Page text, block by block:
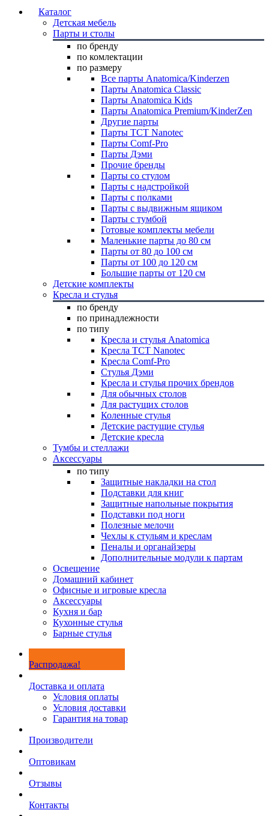
Каталог
Детская мебель
Парты и столы
по бренду
по комлектации
по размеру
Все парты Anatomica/Kinderzen
Парты Anatomica Classic
Парты Anatomica Kids
Парты Anatomica Premium/KinderZen
Другие парты
Парты TCT Nanotec
Парты Comf-Pro
Парты Дэми
Прочие бренды
Парты со стулом
Парты с надстройкой
Парты с полками
Парты с выдвижным ящиком
Парты с тумбой
Готовые комплекты мебели
Маленькие парты до 80 см
Парты от 80 до 100 см
Парты от 100 до 120 см
Большие парты от 120 см
Детские комплекты
Кресла и стулья
по бренду
по принадлежности
по типу
Кресла и стулья Anatomica
Кресла TCT Nanotec
Кресла Comf-Pro
Стулья Дэми
Кресла и стулья прочих брендов
Для обычных столов
Для растущих столов
Коленные стулья
Детские растущие стулья
Детские кресла
Тумбы и стеллажи
Аксессуары
по типу
Защитные накладки на стол
Подставки для книг
Защитные напольные покрытия
Подставки под ноги
Полезные мелочи
Чехлы к стульям и креслам
Пеналы и органайзеры
Дополнительные модули к партам
Освещение
Домашний кабинет
Офисные и игровые кресла
Аксессуары
Кухня и бар
Кухонные стулья
Барные стулья
Распродажа!
Доставка и оплата
Условия оплаты
Условия доставки
Гарантия на товар
Производители
Оптовикам
Отзывы
Контакты